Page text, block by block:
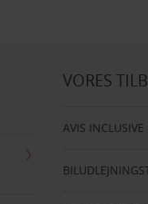
VORES
AVIS INCLUSIVE